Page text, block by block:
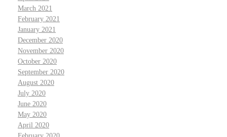
March 2021
February 2021
January 2021
December 2020
November 2020
October 2020
September 2020
August 2020
July 2020
June 2020
May 2020
April 2020